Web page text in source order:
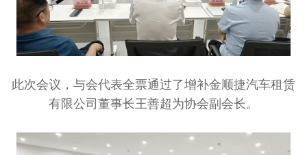
此次会议，与会代表全票通过了增补金顺捷汽车租赁
有限公司董事长王善超为协会副会长。